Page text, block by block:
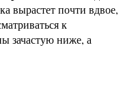
вырастет почти вдвое,
к
зачастую ниже, а